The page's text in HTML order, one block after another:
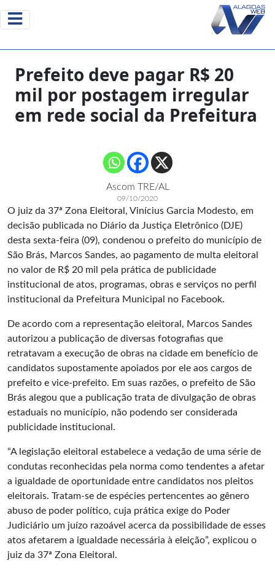
Prefeito deve pagar R$ 20
mil por postagem irregular
em rede social da Prefeitura
Ascom TRE/AL
09/10/2020
O juiz da 37ª Zona Eleitoral, Vinícius Garcia Modesto, em
decisão publicada no Diário da Justiça Eletrônico (DJE)
desta sexta-feira (09), condenou o prefeito do município de
São Brás, Marcos Sandes, ao pagamento de multa eleitoral
no valor de R$ 20 mil pela prática de publicidade
institucional de atos, programas, obras e serviços no perfil
institucional da Prefeitura Municipal no Facebook.
De acordo com a representação eleitoral, Marcos Sandes
autorizou a publicação de diversas fotografias que
retratavam a execução de obras na cidade em benefício de
candidatos supostamente apoiados por ele aos cargos de
prefeito e vice-prefeito. Em suas razões, o prefeito de São
Brás alegou que a publicação trata de divulgação de obras
estaduais no município, não podendo ser considerada
publicidade institucional.
“A legislação eleitoral estabelece a vedação de uma série de
condutas reconhecidas pela norma como tendentes a afetar
a igualdade de oportunidade entre candidatos nos pleitos
eleitorais. Tratam-se de espécies pertencentes ao gênero
abuso de poder político, cuja prática exige do Poder
Judiciário um juízo razoável acerca da possibilidade de esses
atos afetarem a igualdade necessária à eleição”, explicou o
juiz da 37ª Zona Eleitoral.